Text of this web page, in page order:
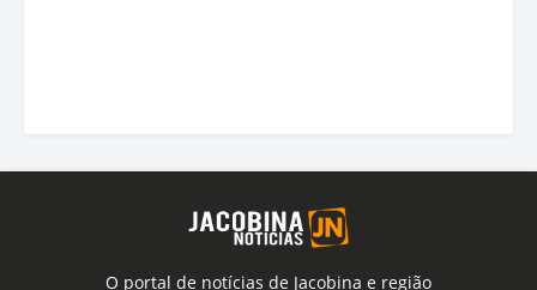
O portal de notícias de Jacobina e região